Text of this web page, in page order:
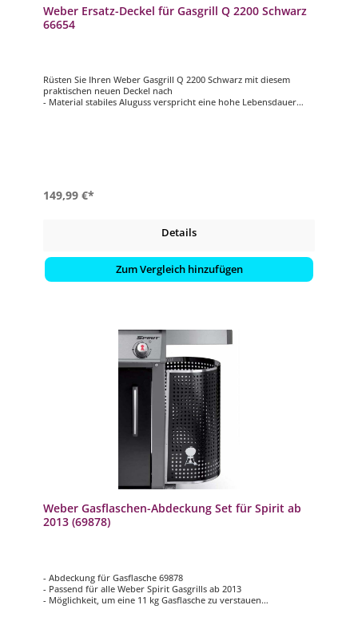
Weber Ersatz-Deckel für Gasgrill Q 2200 Schwarz
66654
Rüsten Sie Ihren Weber Gasgrill Q 2200 Schwarz mit diesem
praktischen neuen Deckel nach
- Material stabiles Aluguss verspricht eine hohe Lebensdauer
149,99 €*
Details
Zum Vergleich hinzufügen
Weber Gasflaschen-Abdeckung Set für Spirit ab
2013 (69878)
- Abdeckung für Gasflasche 69878
- Passend für alle Weber Spirit Gasgrills ab 2013
- Möglichkeit, um eine 11 kg Gasflasche zu verstauen